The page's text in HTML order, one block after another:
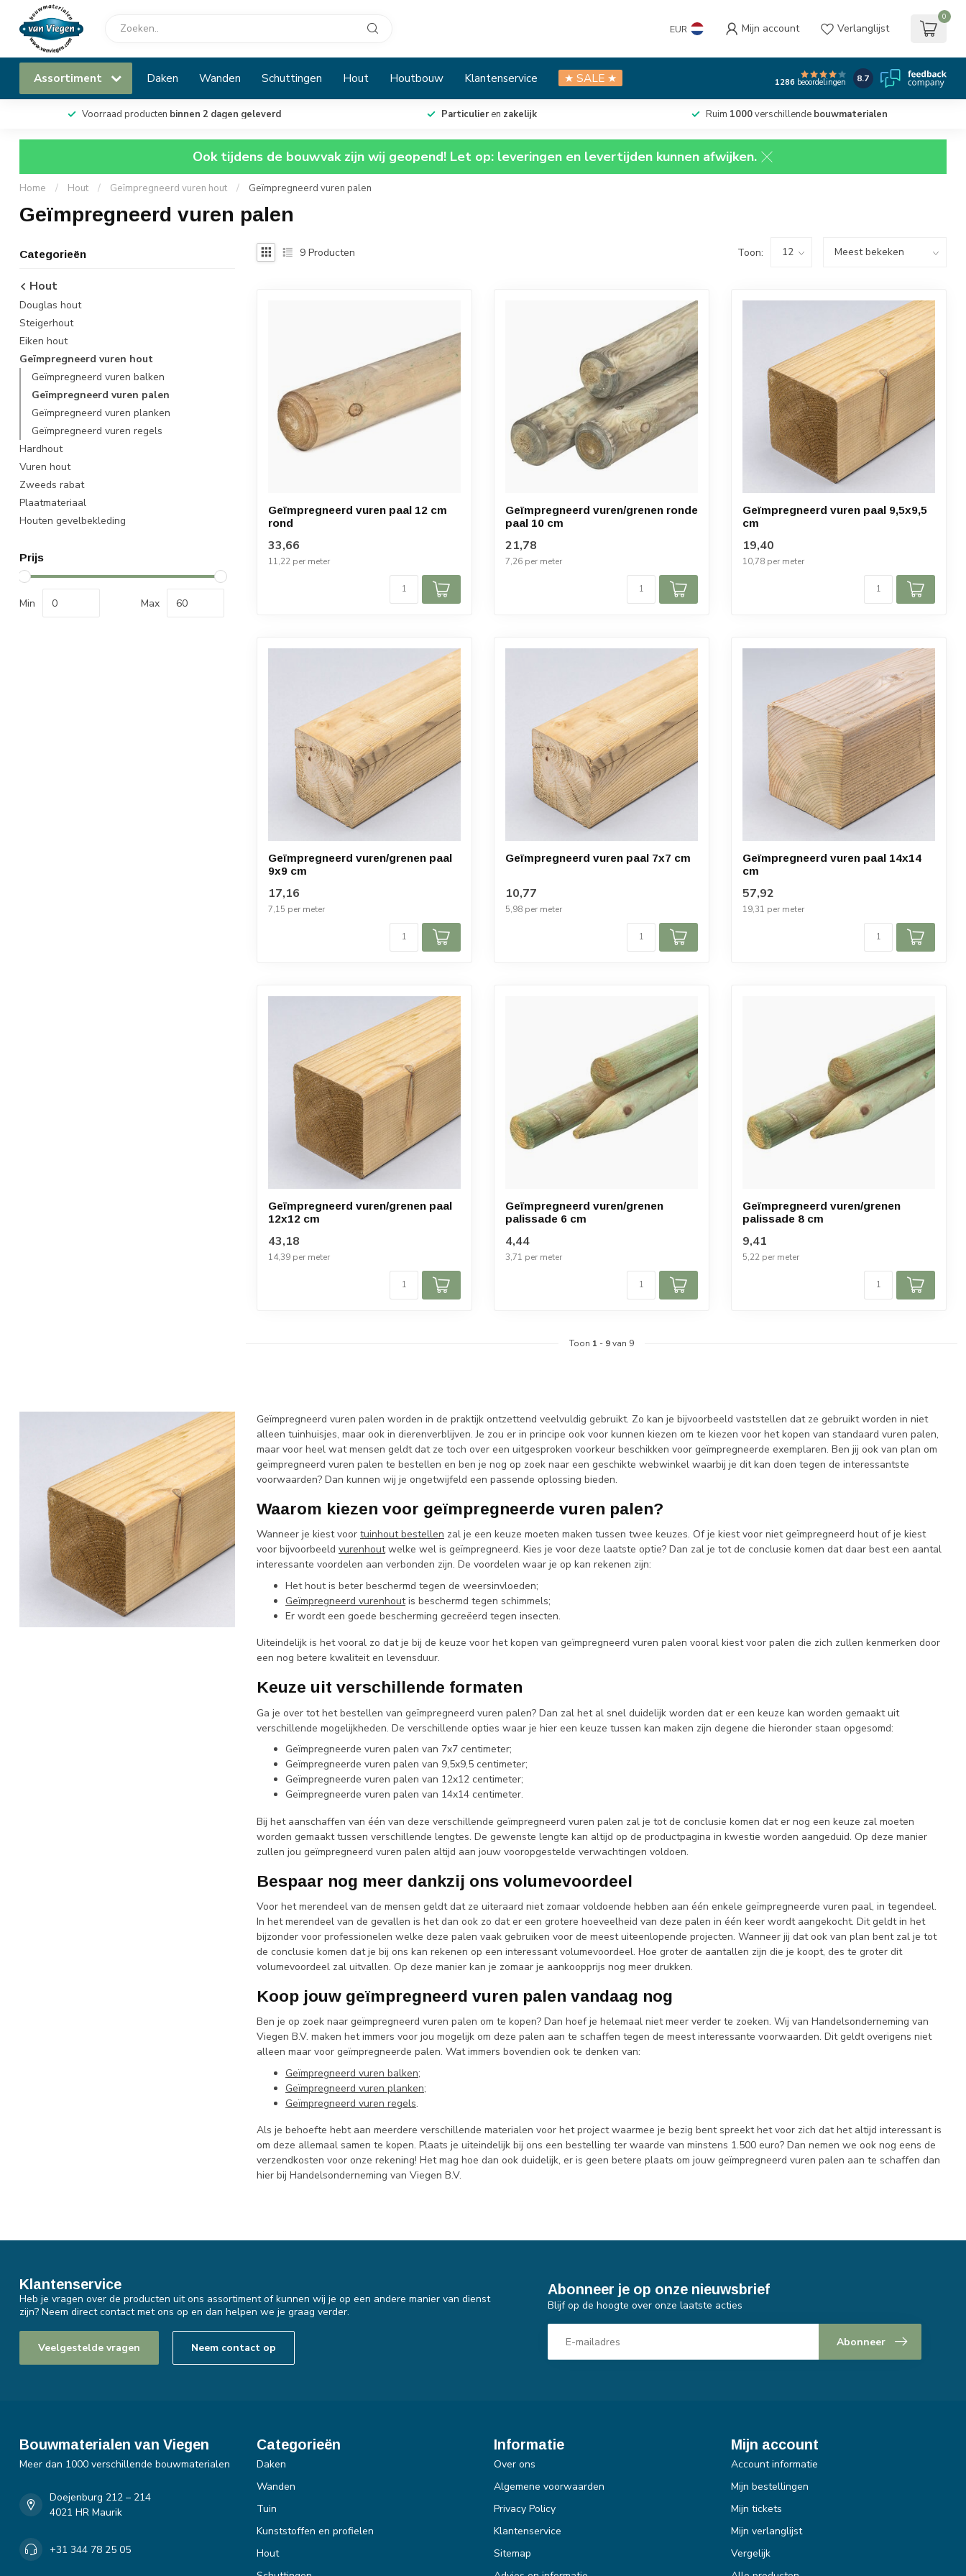
EUR Mijn account Verlanglijst
0
Assortiment Daken Wanden Schuttingen Hout Houtbouw Klantenservice ★ SALE ★ 1286 beoordelingen 8.7
Voorraad producten binnen 2 dagen geleverd Particulieren zakelijk Ruim 1000verschillende bouwmaterialen
Ook tijdens de bouwvak zijn wij geopend! Let op: leveringen en levertijden kunnen afwijken.
Home / Hout / Geïmpregneerd vuren hout / Geïmpregneerd vuren palen
Geïmpregneerd vuren palen
Categorieën
Hout
Douglas hout
Steigerhout
Eiken hout
Geïmpregneerd vuren hout
Geïmpregneerd vuren balken
Geïmpregneerd vuren palen
Geïmpregneerd vuren planken
Geïmpregneerd vuren regels
Hardhout
Vuren hout
Zweeds rabat
Plaatmateriaal
Houten gevelbekleding
Prijs
Min Max
9 Producten Toon:
Geïmpregneerd vuren paal 12 cm
rond
33,66
11,22 per meter
Geïmpregneerd vuren/grenen ronde
paal 10 cm
21,78
7,26 per meter
Geïmpregneerd vuren paal 9,5x9,5
cm
19,40
10,78 per meter
Geïmpregneerd vuren/grenen paal
9x9 cm
17,16
7,15 per meter
Geïmpregneerd vuren paal 7x7 cm
10,77
5,98 per meter
Geïmpregneerd vuren paal 14x14
cm
57,92
19,31 per meter
Geïmpregneerd vuren/grenen paal
12x12 cm
43,18
14,39 per meter
Geïmpregneerd vuren/grenen
palissade 6 cm
4,44
3,71 per meter
Geïmpregneerd vuren/grenen
palissade 8 cm
9,41
5,22 per meter
Toon 1 - 9van 9
Geïmpregneerd vuren palen worden in de praktijk ontzettend veelvuldig gebruikt. Zo kan je bijvoorbeeld vaststellen dat ze gebruikt worden in niet
alleen tuinhuisjes, maar ook in dierenverblijven. Je zou er in principe ook voor kunnen kiezen om te kiezen voor het kopen van standaard vuren palen,
maar voor heel wat mensen geldt dat ze toch over een uitgesproken voorkeur beschikken voor geïmpregneerde exemplaren. Ben jij ook van plan om
geïmpregneerd vuren palen te bestellen en ben je nog op zoek naar een geschikte webwinkel waarbij je dit kan doen tegen de interessantste
voorwaarden? Dan kunnen wij je ongetwijfeld een passende oplossing bieden.
Waarom kiezen voor geïmpregneerde vuren palen?
Wanneer je kiest voor tuinhout bestellen zal je een keuze moeten maken tussen twee keuzes. Of je kiest voor niet geïmpregneerd hout of je kiest
voor bijvoorbeeld vurenhoutwelke wel is geïmpregneerd. Kies je voor deze laatste optie? Dan zal je tot de conclusie komen dat daar best een aantal
interessante voordelen aan verbonden zijn. De voordelen waar je op kan rekenen zijn:
Het hout is beter beschermd tegen de weersinvloeden;
Geïmpregneerd vurenhoutis beschermd tegen schimmels;
Er wordt een goede bescherming gecreëerd tegen insecten.
Uiteindelijk is het vooral zo dat je bij de keuze voor het kopen van geïmpregneerd vuren palen vooral kiest voor palen die zich zullen kenmerken door
een nog betere kwaliteit en levensduur.
Keuze uit verschillende formaten
Ga je over tot het bestellen van geïmpregneerd vuren palen? Dan zal het al snel duidelijk worden dat er een keuze kan worden gemaakt uit
verschillende mogelijkheden. De verschillende opties waar je hier een keuze tussen kan maken zijn degene die hieronder staan opgesomd:
Geïmpregneerde vuren palen van 7x7 centimeter;
Geïmpregneerde vuren palen van 9,5x9,5 centimeter;
Geïmpregneerde vuren palen van 12x12 centimeter;
Geïmpregneerde vuren palen van 14x14 centimeter.
Bij het aanschaffen van één van deze verschillende geïmpregneerd vuren palen zal je tot de conclusie komen dat er nog een keuze zal moeten
worden gemaakt tussen verschillende lengtes. De gewenste lengte kan altijd op de productpagina in kwestie worden aangeduid. Op deze manier
zullen jou geïmpregneerd vuren palen altijd aan jouw vooropgestelde verwachtingen voldoen.
Bespaar nog meer dankzij ons volumevoordeel
Voor het merendeel van de mensen geldt dat ze uiteraard niet zomaar voldoende hebben aan één enkele geïmpregneerde vuren paal, in tegendeel.
In het merendeel van de gevallen is het dan ook zo dat er een grotere hoeveelheid van deze palen in één keer wordt aangekocht. Dit geldt in het
bijzonder voor professionelen welke deze palen vaak gebruiken voor de meest uiteenlopende projecten. Wanneer jij dat ook van plan bent zal je tot
de conclusie komen dat je bij ons kan rekenen op een interessant volumevoordeel. Hoe groter de aantallen zijn die je koopt, des te groter dit
volumevoordeel zal uitvallen. Op deze manier kan je zomaar je aankoopprijs nog meer drukken.
Koop jouw geïmpregneerd vuren palen vandaag nog
Ben je op zoek naar geïmpregneerd vuren palen om te kopen? Dan hoef je helemaal niet meer verder te zoeken. Wij van Handelsonderneming van
Viegen B.V. maken het immers voor jou mogelijk om deze palen aan te schaffen tegen de meest interessante voorwaarden. Dit geldt overigens niet
alleen maar voor geïmpregneerde palen. Wat immers bovendien ook te denken van:
Geïmpregneerd vuren balken;
Geïmpregneerd vuren planken;
Geïmpregneerd vuren regels.
Als je behoefte hebt aan meerdere verschillende materialen voor het project waarmee je bezig bent spreekt het voor zich dat het altijd interessant is
om deze allemaal samen te kopen. Plaats je uiteindelijk bij ons een bestelling ter waarde van minstens 1.500 euro? Dan nemen we ook nog eens de
verzendkosten voor onze rekening! Het mag hoe dan ook duidelijk, er is geen betere plaats om jouw geïmpregneerd vuren palen aan te schaffen dan
hier bij Handelsonderneming van Viegen B.V.
Klantenservice
Heb je vragen over de producten uit ons assortiment of kunnen wij je op een andere manier van dienst
zijn? Neem direct contact met ons op en dan helpen we je graag verder.
Veelgestelde vragen Neem contact op
Abonneer je op onze nieuwsbrief
Blijf op de hoogte over onze laatste acties
Abonneer
Bouwmaterialen van Viegen
Meer dan 1000 verschillende bouwmaterialen
Doejenburg 212 – 214
4021 HR Maurik
+31 344 78 25 05
Categorieën
Daken
Wanden
Tuin
Kunststoffen en profielen
Hout
Informatie
Over ons
Algemene voorwaarden
Privacy Policy
Klantenservice
Sitemap
Mijn account
Account informatie
Mijn bestellingen
Mijn tickets
Mijn verlanglijst
Vergelijk